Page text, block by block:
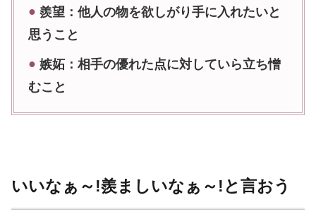
羨望： 他人の物を欲しがり手に入れたいと
思うこと
嫉妬： 相手の優れた点に対していら立ち憎
むこと
いいなぁ～!羨ましいなぁ～!と言おう